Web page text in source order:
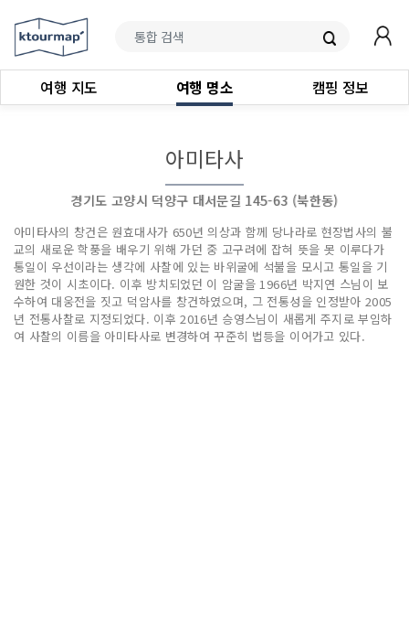
여행 지도 여행 명소 캠핑 정보
아미타사
경기도 고양시 덕양구 대서문길 145-63 (북한동)
아미타사의 창건은 원효대사가 650년 의상과 함께 당나라로 현장법사의 불
교의 새로운 학풍을 배우기 위해 가던 중 고구려에 잡혀 뜻을 못 이루다가
통일이 우선이라는 생각에 사찰에 있는 바위굴에 석불을 모시고 통일을 기
원한 것이 시초이다. 이후 방치되었던 이 암굴을 1966년 박지연 스님이 보
수하여 대웅전을 짓고 덕암사를 창건하였으며, 그 전통성을 인정받아 2005
년 전통사찰로 지정되었다. 이후 2016년 승영스님이 새롭게 주지로 부임하
여 사찰의 이름을 아미타사로 변경하여 꾸준히 법등을 이어가고 있다.